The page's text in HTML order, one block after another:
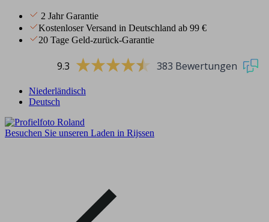
2 Jahr Garantie
Kostenloser Versand in Deutschland ab 99 €
20 Tage Geld-zurück-Garantie
9.3 383 Bewertungen
Niederländisch
Deutsch
Besuchen Sie unseren Laden in Rijssen